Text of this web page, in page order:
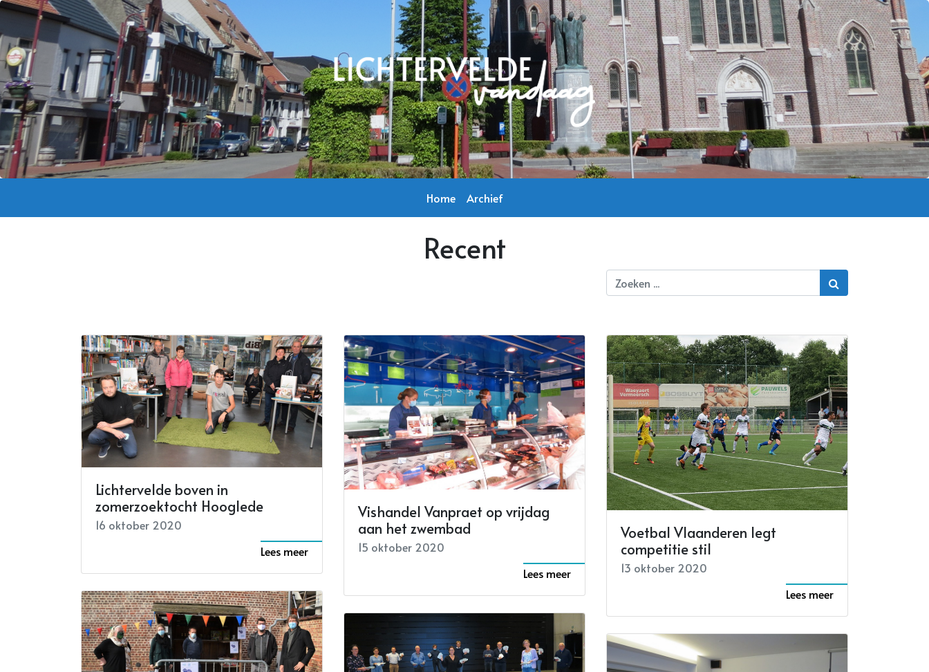
Home Archief
Recent
Lichtervelde boven in
zomerzoektocht Hooglede
16 oktober 2020
Lees meer
Vishandel Vanpraet op vrijdag
aan het zwembad
15 oktober 2020
Lees meer
Voetbal Vlaanderen legt
competitie stil
13 oktober 2020
Lees meer